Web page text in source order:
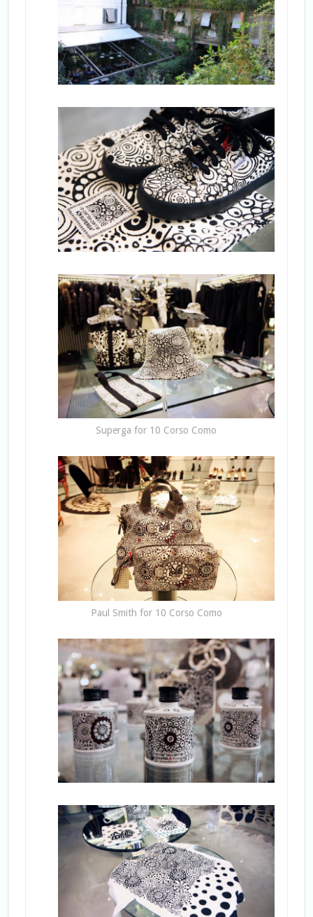
Superga for 10 Corso Como
Paul Smith for 10 Corso Como